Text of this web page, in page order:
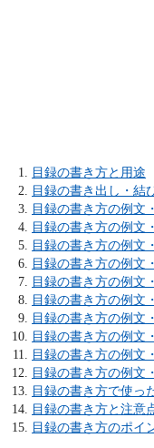
目録の書き方と用途
目録の書き出し・結
目録の書き方の例文
目録の書き方の例文
目録の書き方の例文
目録の書き方の例文
目録の書き方の例文
目録の書き方の例文
目録の書き方の例文
目録の書き方の例文
目録の書き方の例文
目録の書き方の例文
目録の書き方で使っ
目録の書き方と注意
目録の書き方のポイ